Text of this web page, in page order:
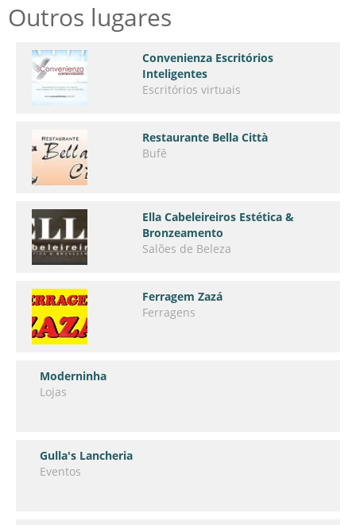
Outros lugares
Convenienza Escritórios
Inteligentes
Escritórios virtuais
Restaurante Bella Città
Bufê
Ella Cabeleireiros Estética &
Bronzeamento
Salões de Beleza
Ferragem Zazá
Ferragens
Moderninha
Lojas
Gulla's Lancheria
Eventos